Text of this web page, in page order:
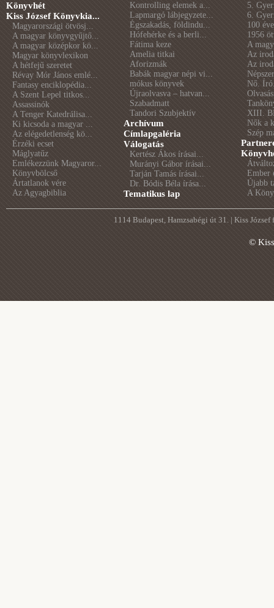
Könyvhét
Kiss József Könyvkia...
Magyarországi ötvösj...
A magyar könyvgyűjtő...
A magyar középkor kö...
Magyar könyvlexikon
A hétfejű szeretet
Révay Mór János emlé...
Fantasy enciklopédia...
A Szent Lepel titkos...
Assassinók
A Tenger Katedrálisa...
Ki kicsoda a magyar ...
Az elégedetlenség kö...
Érzéki ecset
Máglyatűz
Emlékezzünk Magyaror...
Könyvbölcső
Ártatlanok vére
Az Agyagbiblia
Kontrolling elemek a...
Lapmargó lábjegyzete...
Égszakadás, földindu...
Hófehérke és a berli...
Fátima keze
Amelia titkai
Aforizmák
Babák magyar népi vi...
mókus könyvek
Újraolvasva – hatvan...
Szabadmatt
Tandori Szubjektív
Archívum
Címlapgaléria
Válogatás
Kertész Ákos írásai...
Murányi Gábor írásai...
Tarján Tamás írásai...
Dr. Bódis Béla írása...
Tematikus lap
5.
6.
100
1956
A
Az
Az
Nő.
XIII.
Nők a
Szép
Ember
Újabb
A
1114 Budapest, Hamzsabégi út 31. | Kiss
©